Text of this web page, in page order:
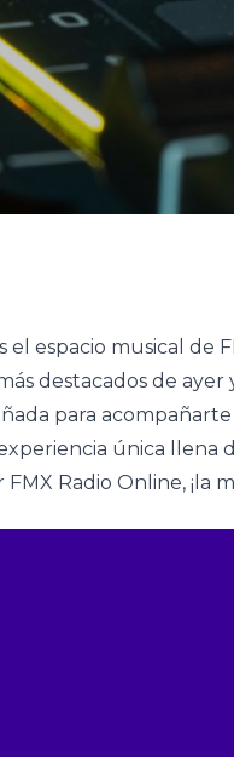
el espacio musical de
destacados de
para
única llena
FMX Radio Online, ¡la